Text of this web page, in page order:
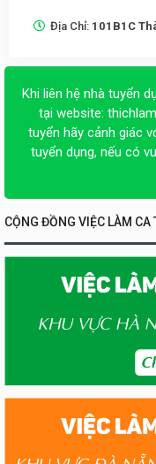
Địa Chỉ: 101B1C
Khi liên hệ nhà tuyển
tại website:
tuyển hãy cảnh giác
tuyển dụng, nếu có
CỘNG ĐỒNG VIỆC LÀM CA